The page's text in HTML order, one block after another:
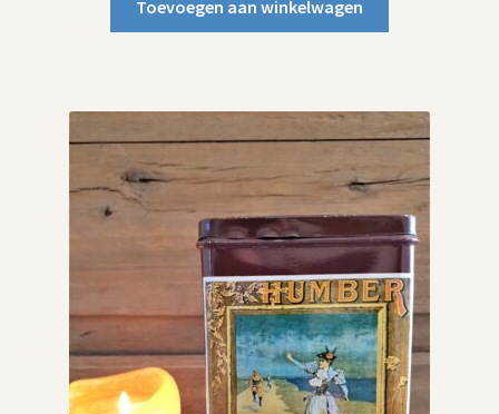
Toevoegen aan winkelwagen